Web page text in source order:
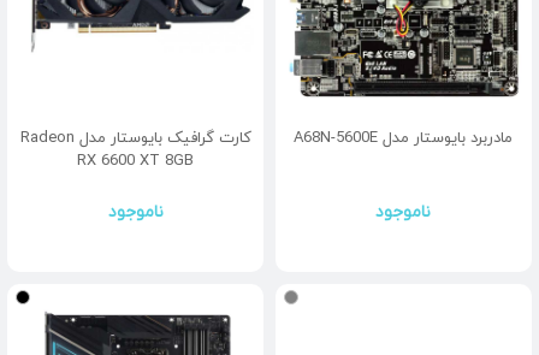
مادربرد بایوستار مدل A68N-5600E
ناموجود
کارت گرافیک بایوستار مدل Radeon
RX 6600 XT 8GB
ناموجود